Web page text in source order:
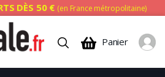
DÈS 50 € (en France métropolitaine)
Panier